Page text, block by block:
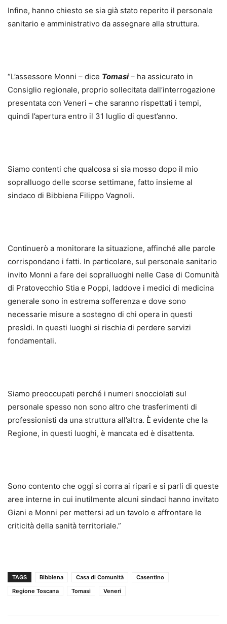
Infine, hanno chiesto se sia già stato reperito il personale
sanitario e amministrativo da assegnare alla struttura.
“L’assessore Monni – dice Tomasi– ha assicurato in
Consiglio regionale, proprio sollecitata dall’interrogazione
presentata con Veneri – che saranno rispettati i tempi,
quindi l’apertura entro il 31 luglio di quest’anno.
Siamo contenti che qualcosa si sia mosso dopo il mio
sopralluogo delle scorse settimane, fatto insieme al
sindaco di Bibbiena Filippo Vagnoli.
Continuerò a monitorare la situazione, affinché alle parole
corrispondano i fatti. In particolare, sul personale sanitario
invito Monni a fare dei sopralluoghi nelle Case di Comunità
di Pratovecchio Stia e Poppi, laddove i medici di medicina
generale sono in estrema sofferenza e dove sono
necessarie misure a sostegno di chi opera in questi
presìdi. In questi luoghi si rischia di perdere servizi
fondamentali.
Siamo preoccupati perché i numeri snocciolati sul
personale spesso non sono altro che trasferimenti di
professionisti da una struttura all’altra. È evidente che la
Regione, in questi luoghi, è mancata ed è disattenta.
Sono contento che oggi si corra ai ripari e si parli di queste
aree interne in cui inutilmente alcuni sindaci hanno invitato
Giani e Monni per mettersi ad un tavolo e affrontare le
criticità della sanità territoriale.”
TAGS Bibbiena Casa di Comunità
Casentino
Regione Toscana
Tomasi Veneri